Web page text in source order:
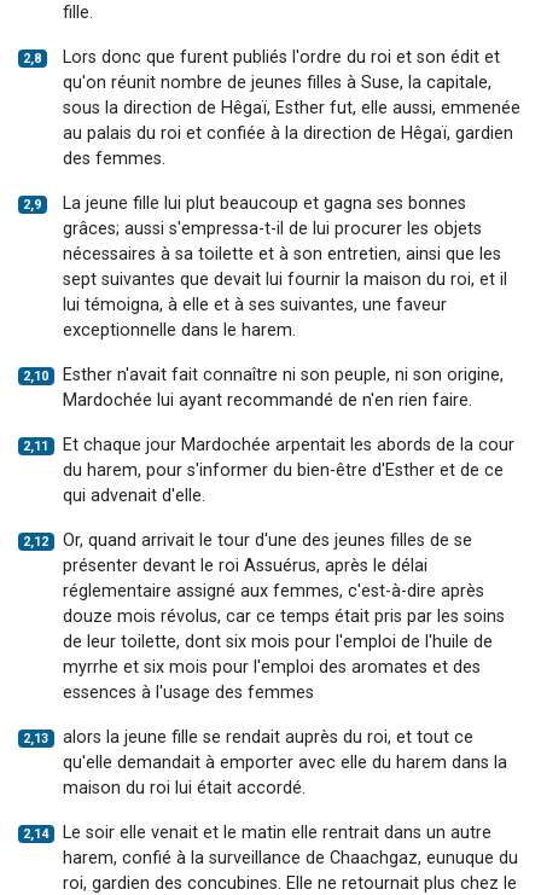
fille.
2,8
Lors donc que furent publiés l'ordre du roi et son édit et
qu'on réunit nombre de jeunes filles à Suse, la capitale,
sous la direction de Hêgaï, Esther fut, elle aussi, emmenée
au palais du roi et confiée à la direction de Hêgaï, gardien
des femmes.
2,9
La jeune fille lui plut beaucoup et gagna ses bonnes
grâces; aussi s'empressa-t-il de lui procurer les objets
nécessaires à sa toilette et à son entretien, ainsi que les
sept suivantes que devait lui fournir la maison du roi, et il
lui témoigna, à elle et à ses suivantes, une faveur
exceptionnelle dans le harem.
2,10
Esther n'avait fait connaître ni son peuple, ni son origine,
Mardochée lui ayant recommandé de n'en rien faire.
2,11
Et chaque jour Mardochée arpentait les abords de la cour
du harem, pour s'informer du bien-être d'Esther et de ce
qui advenait d'elle.
2,12
Or, quand arrivait le tour d'une des jeunes filles de se
présenter devant le roi Assuérus, après le délai
réglementaire assigné aux femmes, c'est-à-dire après
douze mois révolus, car ce temps était pris par les soins
de leur toilette, dont six mois pour l'emploi de l'huile de
myrrhe et six mois pour l'emploi des aromates et des
essences à l'usage des femmes
2,13
alors la jeune fille se rendait auprès du roi, et tout ce
qu'elle demandait à emporter avec elle du harem dans la
maison du roi lui était accordé.
2,14
Le soir elle venait et le matin elle rentrait dans un autre
harem, confié à la surveillance de Chaachgaz, eunuque du
roi, gardien des concubines. Elle ne retournait plus chez le